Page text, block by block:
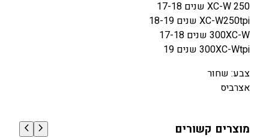
ר
נ
ה
ק
ט
מ
250 XC-W שנים 17-18
XC-W250tpi שנים 18-19
300XC-W שנים 17-18
300XC-Wtpi שנים 19
צבע: שחור
אצרביס
מוצרים קשורים